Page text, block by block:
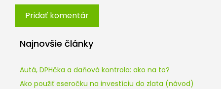
Najnovšie články
Autá, DPHčka a daňová kontrola: ako na to?
Ako použiť eseročku na investíciu do zlata (návod)